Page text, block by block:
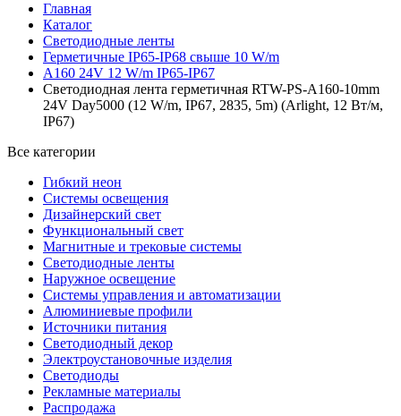
Главная
Каталог
Светодиодные ленты
Герметичные IP65-IP68 свыше 10 W/m
A160 24V 12 W/m IP65-IP67
Светодиодная лента герметичная RTW-PS-A160-10mm
24V Day5000 (12 W/m, IP67, 2835, 5m) (Arlight, 12 Вт/м,
IP67)
Все категории
Гибкий неон
Системы освещения
Дизайнерский свет
Функциональный свет
Магнитные и трековые системы
Светодиодные ленты
Наружное освещение
Системы управления и автоматизации
Алюминиевые профили
Источники питания
Светодиодный декор
Электроустановочные изделия
Светодиоды
Рекламные материалы
Распродажа